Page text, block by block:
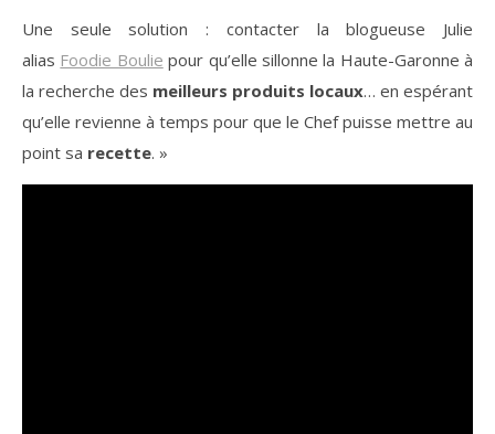
Une seule solution : contacter la blogueuse Julie
alias Foodie Boulie pour qu’elle sillonne la Haute-Garonne à
la recherche des meilleurs produits locaux… en espérant
qu’elle revienne à temps pour que le Chef puisse mettre au
point sa recette. »